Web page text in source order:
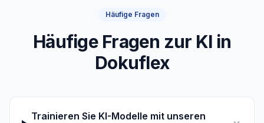
Häufige Fragen
Häufige Fragen zur KI in
Dokuflex
Trainieren Sie KI-Modelle mit unseren